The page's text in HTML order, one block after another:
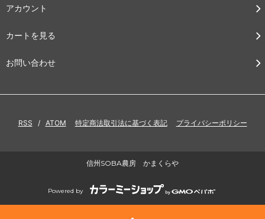
アカウント
カートを見る
お問い合わせ
RSS / ATOM 特定商法取引法に基づく表記 プライバシーポリシー
信州SOBA農房 かまくらや
Powered by